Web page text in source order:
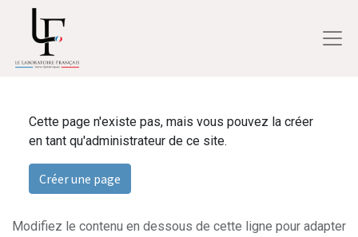
Cette page n'existe pas, mais vous pouvez la créer
en tant qu'administrateur de ce site.
Créer une page
Modifiez le contenu en dessous de cette ligne pour adapter